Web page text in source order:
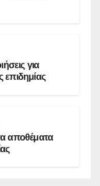
για
επιδημίας
αποθέματα